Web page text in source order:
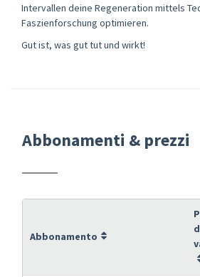
Intervallen deine Regeneration mittels
Faszienforschung optimieren.
Gut ist, was gut tut und wirkt!
Abbonamenti & prezzi
Abbonamento